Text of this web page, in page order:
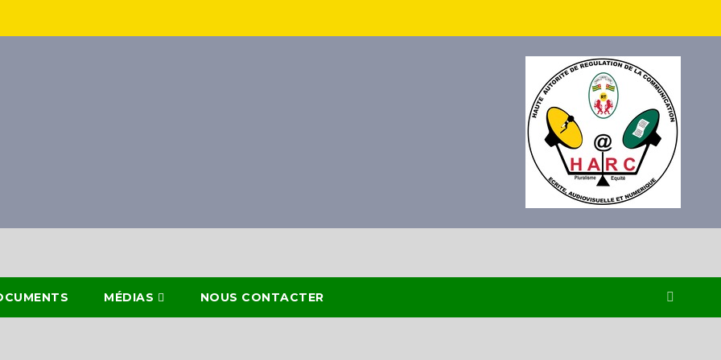
MÉDIAS NOUS CONTACTER